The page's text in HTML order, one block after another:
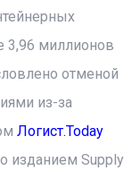
3,96 миллионов
отменой
из-за
Логист.Today
изданием Supply